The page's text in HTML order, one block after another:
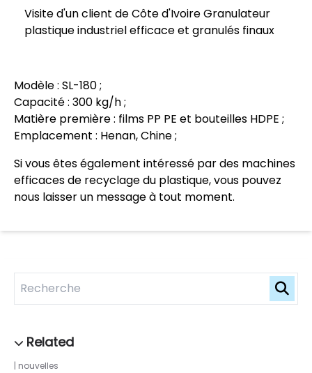
nouvelles
Visite d'un client de Côte d'Ivoire Granulateur
plastique industriel efficace et granulés finaux
Modèle : SL-180 ;
Capacité : 300 kg/h ;
Matière première : films PP PE et bouteilles HDPE ;
Emplacement : Henan, Chine ;
Si vous êtes également intéressé par des machines
efficaces de recyclage du plastique, vous pouvez
nous laisser un message à tout moment.